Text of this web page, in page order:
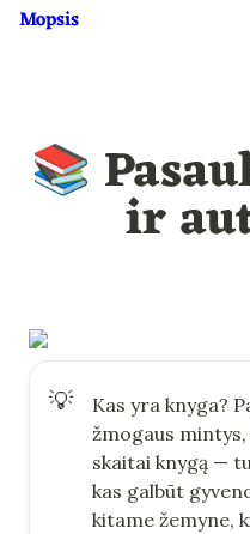
Mopsis
📚
ir
💡
Kas yra knyga?
žmogaus
skaitai knygą —
kas galbūt
kitame žemyne,